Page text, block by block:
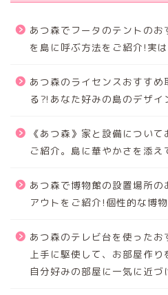
あつ森でフータのテントのお
を島に呼ぶ方法をご紹介!実
あつ森のライセンスおすす
る⁈あなた好みの島のデザイ
《あつ森》家と設備につい
ご紹介。島に華やかさを添え
あつ森で博物館の設置場所
アウトをご紹介!個性的な博
あつ森のテレビ台を使った
上手に駆使して、お部屋作り
自分好みの部屋に一気に近づ